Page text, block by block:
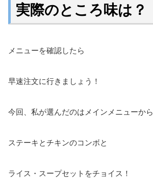
実際のところ味は？
メニューを確認したら
早速注文に行きましょう！
今回、私が選んだのはメインメニューから
ステーキとチキンのコンボと
ライス・スープセットをチョイス！